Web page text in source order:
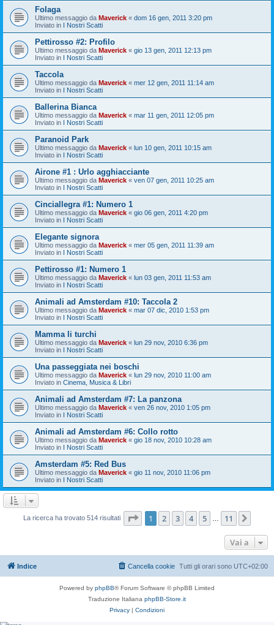
Folaga
Ultimo messaggio da Maverick « dom 16 gen, 2011 3:20 pm
Inviato in I Nostri Scatti
Pettirosso #2: Profilo
Ultimo messaggio da Maverick « gio 13 gen, 2011 12:13 pm
Inviato in I Nostri Scatti
Taccola
Ultimo messaggio da Maverick « mer 12 gen, 2011 11:14 am
Inviato in I Nostri Scatti
Ballerina Bianca
Ultimo messaggio da Maverick « mar 11 gen, 2011 12:05 pm
Inviato in I Nostri Scatti
Paranoid Park
Ultimo messaggio da Maverick « lun 10 gen, 2011 10:15 am
Inviato in I Nostri Scatti
Airone #1 : Urlo agghiacciante
Ultimo messaggio da Maverick « ven 07 gen, 2011 10:25 am
Inviato in I Nostri Scatti
Cinciallegra #1: Numero 1
Ultimo messaggio da Maverick « gio 06 gen, 2011 4:20 pm
Inviato in I Nostri Scatti
Elegante signora
Ultimo messaggio da Maverick « mer 05 gen, 2011 11:39 am
Inviato in I Nostri Scatti
Pettirosso #1: Numero 1
Ultimo messaggio da Maverick « lun 03 gen, 2011 11:53 am
Inviato in I Nostri Scatti
Animali ad Amsterdam #10: Taccola 2
Ultimo messaggio da Maverick « mar 07 dic, 2010 1:53 pm
Inviato in I Nostri Scatti
Mamma li turchi
Ultimo messaggio da Maverick « lun 29 nov, 2010 6:36 pm
Inviato in I Nostri Scatti
Una passeggiata nei boschi
Ultimo messaggio da Maverick « lun 29 nov, 2010 11:00 am
Inviato in Cinema, Musica & Libri
Animali ad Amsterdam #7: La panzona
Ultimo messaggio da Maverick « ven 26 nov, 2010 1:05 pm
Inviato in I Nostri Scatti
Animali ad Amsterdam #6: Collo rotto
Ultimo messaggio da Maverick « gio 18 nov, 2010 10:28 am
Inviato in I Nostri Scatti
Amsterdam #5: Red Bus
Ultimo messaggio da Maverick « gio 11 nov, 2010 11:06 pm
Inviato in I Nostri Scatti
La ricerca ha trovato 514 risultati Pagina di 11
1 2 3 4 5 11
Vai a
Indice Tutti gli orari sono UTC+02:00
Cancella cookie
Powered by phpBB® Forum Software © phpBB Limited
Traduzione Italiana phpBB-Store.it
Privacy | Condizioni